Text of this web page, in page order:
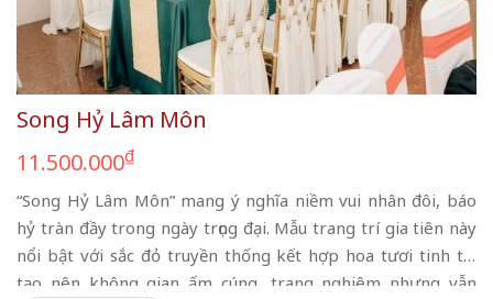
Song Hỷ Lâm Môn
11.500.000₫
“Song Hỷ Lâm Môn” mang ý nghĩa niềm vui nhân đôi, báo
hỷ tràn đầy trong ngày trọng đại. Mẫu trang trí gia tiên này
nổi bật với sắc đỏ truyền thống kết hợp hoa tươi tinh tế,
tạo nên không gian ấm cúng, trang nghiêm nhưng vẫn